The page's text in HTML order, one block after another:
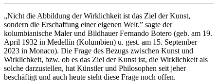
„Nicht die Abbildung der Wirklichkeit ist das Ziel der Kunst,
sondern die Erschaffung einer eigenen Welt.” sagte der
kolumbianische Maler und Bildhauer Fernando Botero (geb. am 19.
April 1932 in Medellín (Kolumbien) u. gest. am 15. September
2023 in Monaco). Die Frage des Bezugs zwischen Kunst und
Wirklichkeit, bzw. ob es das Ziel der Kunst ist, die Wirklichkeit als
solche darzustellen, hat Künstler und Philosophen seit jeher
beschäftigt und auch heute steht diese Frage noch offen.